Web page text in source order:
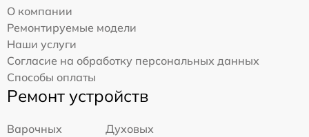
О компании
Ремонтируемые модели
Наши услуги
Согласие на обработку персональных данных
Способы оплаты
Ремонт устройств
Варочных
Духовых